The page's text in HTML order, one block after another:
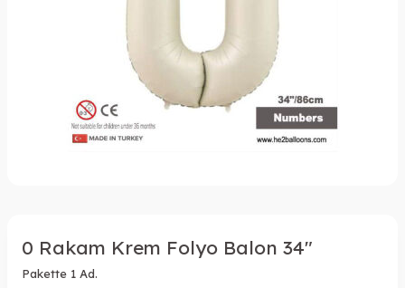
0 Rakam Krem Folyo Balon 34"
Pakette 1 Ad.